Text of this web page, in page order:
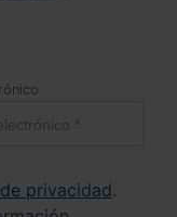
privacidad.